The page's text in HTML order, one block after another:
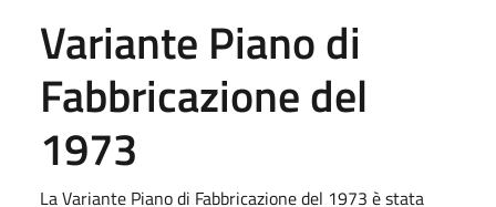
Variante Piano di
Fabbricazione del
1973
La Variante Piano di Fabbricazione del 1973 è stata